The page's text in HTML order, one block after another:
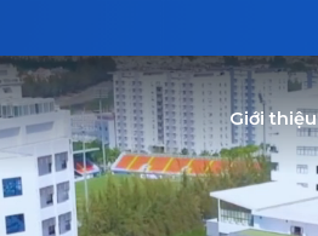
Main
Giới thiệu